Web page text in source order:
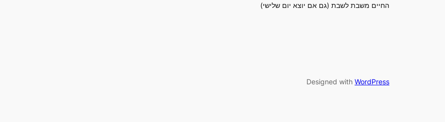
החיים משבת לשבת (גם אם יוצא יום שלישי)
Designed with WordPress